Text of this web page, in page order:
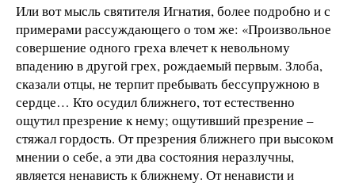
Или вот мысль святителя Игнатия, более подробно и с
примерами рассуждающего о том же: «Произвольное
совершение одного греха влечет к невольному
впадению в другой грех, рождаемый первым. Злоба,
сказали отцы, не терпит пребывать бессупружною в
сердце… Кто осудил ближнего, тот естественно
ощутил презрение к нему; ощутивший презрение –
стяжал гордость. От презрения ближнего при высоком
мнении о себе, а эти два состояния неразлучны,
является ненависть к ближнему. От ненависти и